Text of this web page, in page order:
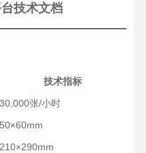
技术文档
技术指标
30,000张/小时
50×60mm
210×290mm